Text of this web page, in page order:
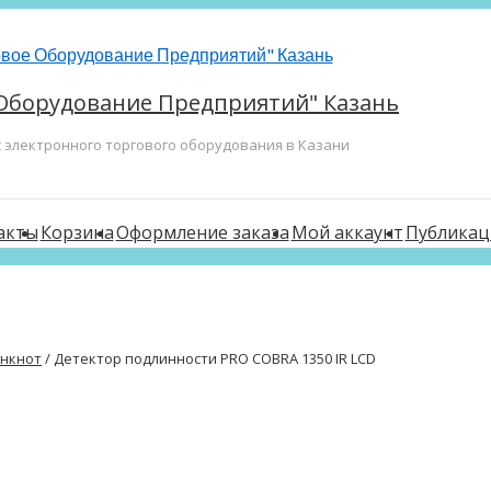
Предприятий" Казань
торгового оборудования в Казани
КорзинаОформление заказаМой аккаунт
/ Детектор подлинности PRO COBRA 1350 IR LCD